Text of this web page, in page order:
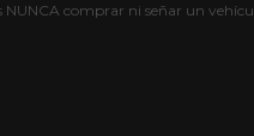
comprar ni señar un